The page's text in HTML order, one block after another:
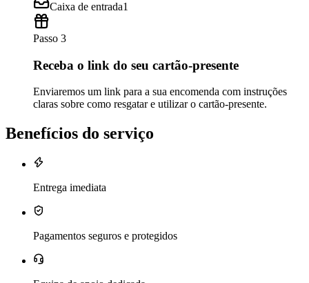
Caixa de entrada1
Passo 3
Receba o link do seu cartão-presente
Enviaremos um link para a sua encomenda com instruções
claras sobre como resgatar e utilizar o cartão-presente.
Benefícios do serviço
Entrega imediata
Pagamentos seguros e protegidos